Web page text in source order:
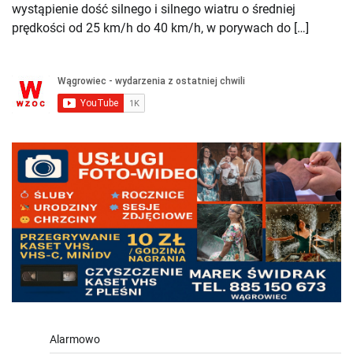
wystąpienie dość silnego i silnego wiatru o średniej
prędkości od 25 km/h do 40 km/h, w porywach do […]
Alarmowo